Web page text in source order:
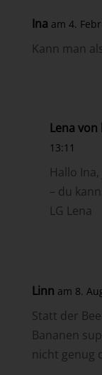
Ina am 4.
Kann man
Lena
13:11
Hallo
– du
LG Lena
Linn am 8.
Statt der
Bananen
nicht genug